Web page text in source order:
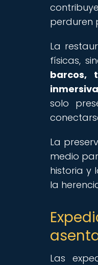
perduren
La
físicas,
barcos,
solo
La
medio
historia y
la
Las